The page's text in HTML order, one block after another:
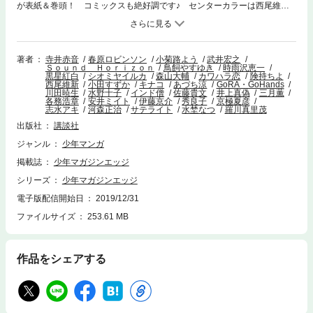
が表紙＆巻頭！ コミックスも絶好調です♪ センターカラーは西尾維新
原作・小田すずか漫画の大型移籍新連載『美少年探偵団』。美しき５人の
少年たちと事件の扉を開け！ 他に劇場版アニメーション連動企画『Ｋ
犬の記憶』（原作:GoRA・GoHands 漫画:鳥飼やすゆき）、ツイッター
で話題の癒やし系コメディ『ふふっ』（あづち涼）など。
著者 寺井赤音 春原ロビンソン 小菊路よう
武井宏之
Ｓｏｕｎｄ Ｈｏｒｉｚｏｎ
鳥飼やすゆき
時雨沢恵一
黒星紅白
シオミヤイルカ 森山大輔 カワハラ恋
険持ちよ
西尾維新
小田すずか キナコ あづち涼
GoRA・GoHands
川田暁生
水野十子 インド僧 佐藤貴文 井上真偽
三月薫
各務浩章
安井ミイト 伊藤京介 秀良子
京極夏彦
志水アキ
河森正治 サテライト 水埜なつ
羅川真里茂
出版社
講談社
ジャンル
少年マンガ
掲載誌
少年マガジンエッジ
シリーズ
少年マガジンエッジ
電子版配信開始日
2019/12/31
ファイルサイズ
253.61 MB
作品をシェアする